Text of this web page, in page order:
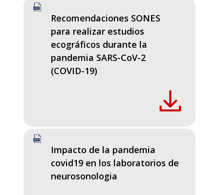
Recomendaciones SONES
para realizar estudios
ecográficos durante la
pandemia SARS-CoV-2
(COVID-19)
Impacto de la pandemia
covid19 en los laboratorios de
neurosonologia